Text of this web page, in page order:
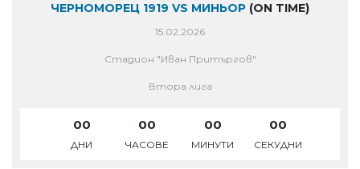
ЧЕРНОМОРЕЦ 1919 VS МИНЬОР (ON TIME)
15.02.2026
Стадион "Иван Притъргов"
Втора лига
00
ДНИ
00
ЧАСОВЕ
00
МИНУТИ
00
СЕКУДНИ